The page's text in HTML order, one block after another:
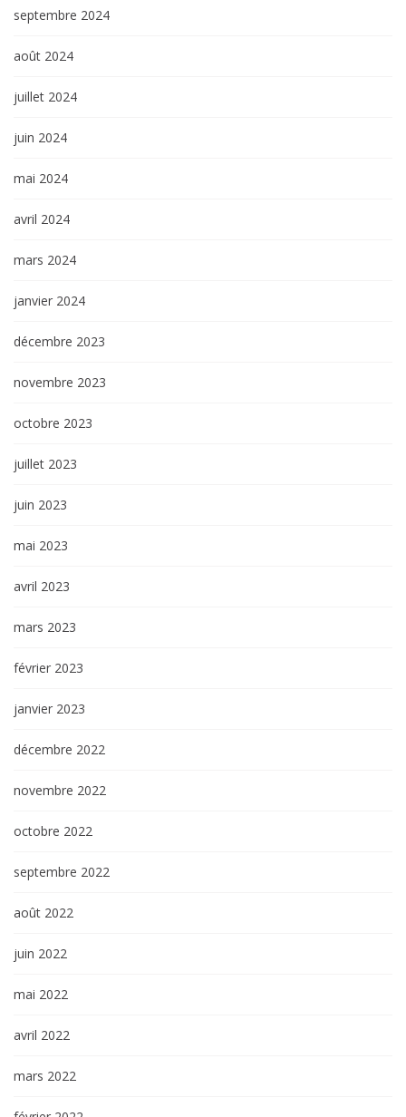
septembre 2024
août 2024
juillet 2024
juin 2024
mai 2024
avril 2024
mars 2024
janvier 2024
décembre 2023
novembre 2023
octobre 2023
juillet 2023
juin 2023
mai 2023
avril 2023
mars 2023
février 2023
janvier 2023
décembre 2022
novembre 2022
octobre 2022
septembre 2022
août 2022
juin 2022
mai 2022
avril 2022
mars 2022